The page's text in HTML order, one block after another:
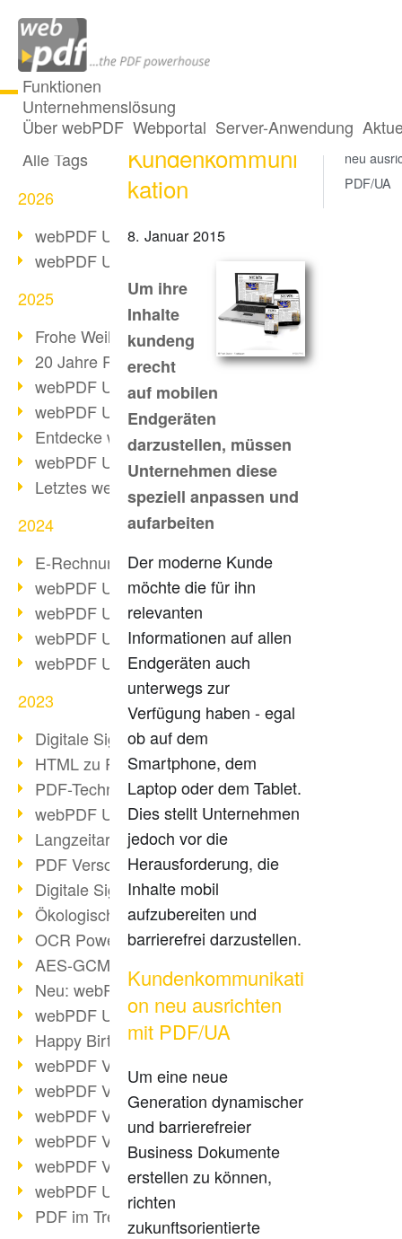
Funktionen
Unternehmenslösung
Über webPDF Webportal Server-Anwendung
Alle Beiträge
Alle Tags
2026
webPDF Update 10.0.5
webPDF Update 10.0.4
2025
Frohe Weihnachten & Auszeit
20 Jahre PDF/A
webPDF Update 10.0.3
webPDF Update 10.0.2
Entdecke webPDF 10
webPDF Update 9.0.0.3655
Letztes webPDF 8 Update
2024
E-Rechnungsstellung ab 2025
webPDF Update 9.0.0.3584
webPDF Update 9.0.0.3479
webPDF Update 9.0.0.3361
webPDF Update 9.0.0.3264
2023
Digitale Signatur in PDF
HTML zu PDF
PDF-Techniken für Barrierefreiheit
webPDF Update 9.0.0.3149
Langzeitarchivierung mit PDF/A
PDF Verschlüsselung
Digitale Signaturen
Ökologischen Abdruck reduzieren
OCR Power für Profis
AES-GCM-Unterstützung (PDF 2.0)
Neu: webPDF Developer Hub
webPDF Update 9.0.0.2898
Happy Birthday, PDF!
webPDF Video-Session 4
webPDF Video-Session 3
webPDF Video-Session 2
webPDF Video-Session 1
webPDF Video-Session Termine
webPDF Update 9.0.0.2843
PDF im Trend
PDF/UA für die
Kundenkommuni
kation
8. Januar 2015
Um ihre
Inhalte
kundeng
erecht
auf mobilen
Endgeräten
darzustellen, müssen
Unternehmen diese
speziell anpassen und
aufarbeiten
Der moderne Kunde
möchte die für ihn
relevanten
Informationen auf allen
Endgeräten auch
unterwegs zur
Verfügung haben - egal
ob auf dem
Smartphone, dem
Laptop oder dem Tablet.
Dies stellt Unternehmen
jedoch vor die
Herausforderung, die
Inhalte mobil
aufzubereiten und
barrierefrei darzustellen.
Kundenkommunikati
on neu ausrichten
mit PDF/UA
Um eine neue
Generation dynamischer
und barrierefreier
Business Dokumente
erstellen zu können,
richten
zukunftsorientierte
neu
PDF/UA